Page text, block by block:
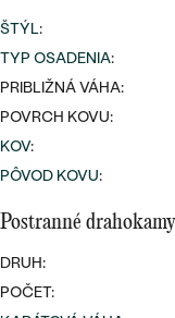
ŠTÝL:
TYP OSADENIA:
PRIBLIŽNÁ VÁHA:
POVRCH KOVU:
KOV:
PÔVOD KOVU:
Postranné drahokamy
DRUH:
POČET: